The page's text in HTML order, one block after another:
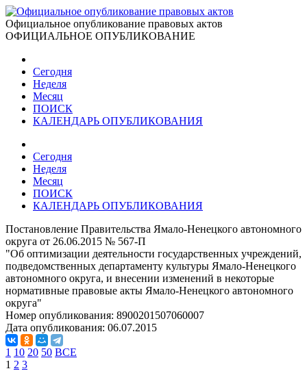
Официальное опубликование правовых актов
ОФИЦИАЛЬНОЕ ОПУБЛИКОВАНИЕ
Сегодня
Неделя
Месяц
ПОИСК
КАЛЕНДАРЬ ОПУБЛИКОВАНИЯ
Сегодня
Неделя
Месяц
ПОИСК
КАЛЕНДАРЬ ОПУБЛИКОВАНИЯ
Постановление Правительства Ямало-Ненецкого автономного
округа от 26.06.2015 № 567-П
"Об оптимизации деятельности государственных учреждений,
подведомственных департаменту культуры Ямало-Ненецкого
автономного округа, и внесении изменений в некоторые
нормативные правовые акты Ямало-Ненецкого автономного
округа"
Номер опубликования: 8900201507060007
Дата опубликования: 06.07.2015
1 10 20 50 ВСЕ
1 2 3